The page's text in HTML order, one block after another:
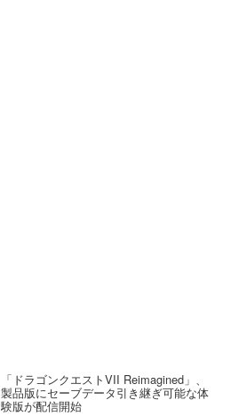
「ドラゴンクエストVII Reimagined」、
製品版にセーブデータ引き継ぎ可能な体
験版が配信開始